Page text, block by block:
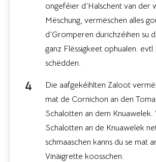
ongeféier d’Halschent van der
Mëschung, vermëschen alles
d’Gromperen durichzéihen su
ganz Flëssigkeet ophualen.
schëdden.
Die aafgekéihlten Zaloot
mat de Cornichon an den
Schalotten an dem Knuawelek.
Schalotten an de Knuawelek
schmaaschen kanns du se mat
Vinäigrette koosschen.